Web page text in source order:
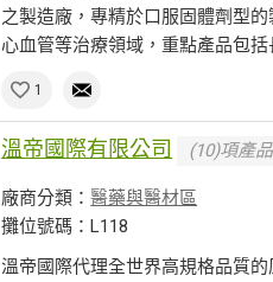
之製造廠，專精於口服固體劑型
心血管等治療領域，重點產品包括
1
溫帝國際有限公司 (10)項產品
廠商分類：醫藥與醫材區
攤位號碼：L118
溫帝國際代理全世界高規格品質